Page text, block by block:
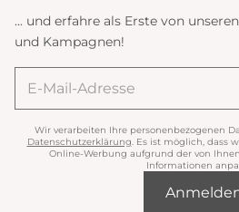
... und erfahre als Erste von
und Kampagnen!
Wir verarbeiten Ihre personenbezogenen
Datenschutzerklärung . Es ist möglich, dass
Online-Werbung aufgrund der von
Informationen